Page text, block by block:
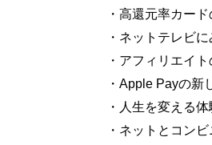
・高還元率カー
・ネットテレビ
・アフィリエイ
・Apple Payの新
・人生を変える
・ネットとコン